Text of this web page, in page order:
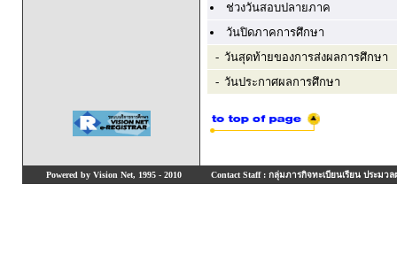
ช่วงวันสอบปลายภาค
วันปิดภาคการศึกษา
- วันสุดท้ายของการส่งผลการศึกษา
- วันประกาศผลการศึกษา
Powered by Vision Net, 1995 - 2010 Contact Staff : กลุ่มภารกิจทะเบียนเรียน ประมวล